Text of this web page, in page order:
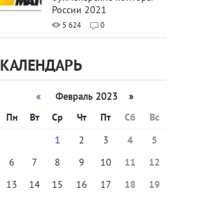
России 2021
5 624 0
КАЛЕНДАРЬ
«
Февраль 2023 »
Пн
Вт Ср Чт Пт Сб
Вс
1
2 3 4
5
6
7 8 9 10 11
12
13
14 15 16 17 18
19